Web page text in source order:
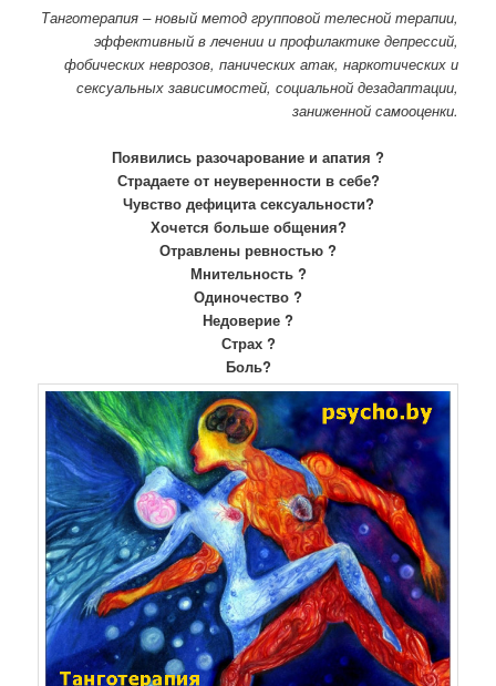
Танготерапия – новый метод групповой телесной терапии,
эффективный в лечении и профилактике депрессий,
фобических неврозов, панических атак, наркотических и
сексуальных зависимостей, социальной дезадаптации,
заниженной самооценки.
Появились разочарование и апатия ?
Страдаете от неуверенности в себе?
Чувство дефицита сексуальности?
Хочется больше общения?
Отравлены ревностью ?
Мнительность ?
Одиночество ?
Недоверие ?
Страх ?
Боль?